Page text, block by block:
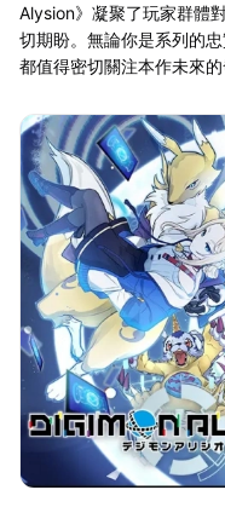
Alysion》凝聚了玩家群體
切期盼。無論你是系列的
都值得密切關注本作未來的